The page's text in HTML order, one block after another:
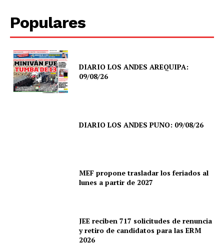
SUSCRIBETE
Populares
DIARIO LOS ANDES AREQUIPA:
09/08/26
DIARIO LOS ANDES PUNO: 09/08/26
MEF propone trasladar los feriados al
lunes a partir de 2027
JEE reciben 717 solicitudes de renuncia
y retiro de candidatos para las ERM
2026